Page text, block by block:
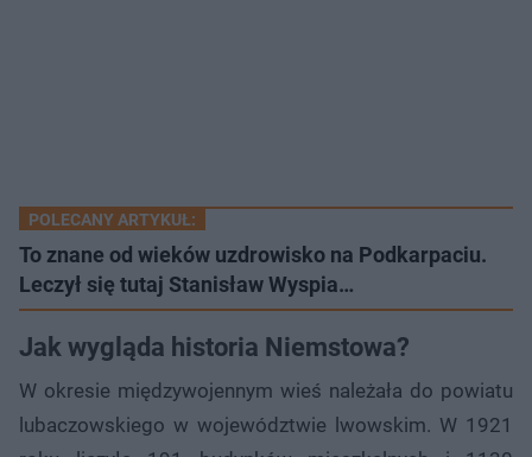
POLECANY ARTYKUŁ:
To znane od wieków uzdrowisko na Podkarpaciu.
Leczył się tutaj Stanisław Wyspia…
Jak wygląda historia Niemstowa?
W okresie międzywojennym wieś należała do powiatu
lubaczowskiego w województwie lwowskim. W 1921